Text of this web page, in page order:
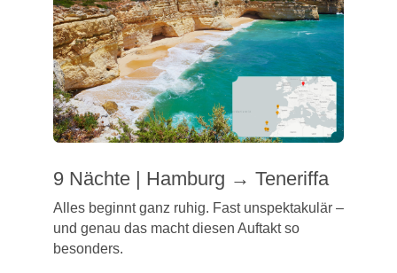
9 Nächte | Hamburg → Teneriffa
Alles beginnt ganz ruhig. Fast unspektakulär –
und genau das macht diesen Auftakt so
besonders.